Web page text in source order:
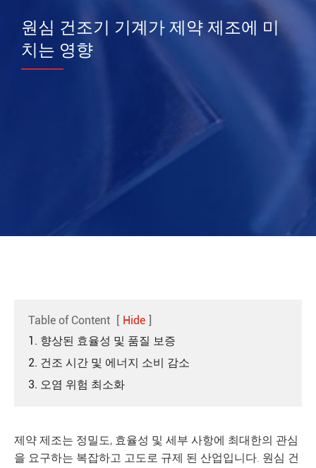
원심 건조기 기계가 제약 제조에 미
치는 영향
Table of Content [ Hide ]
1. 향상된 효율성 및 품질 보증
2. 건조 시간 및 에너지 소비 감소
3. 오염 위험 최소화
제약 제조는 정밀도, 효율성 및 세부 사항에 최대한의 관심
을 요구하는 복잡하고 고도로 규제 된 산업입니다. 원심 건